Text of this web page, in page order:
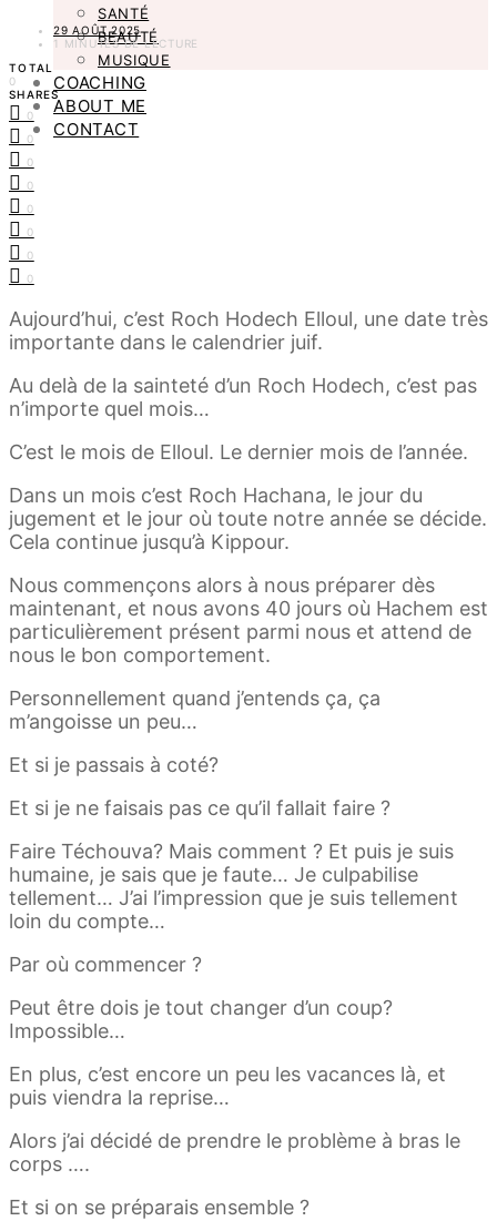
SANTÉ
BEAUTÉ
MUSIQUE
COACHING
ABOUT ME
CONTACT
29 AOÛT 2025
1 MINUTES DE LECTURE
TOTAL
0
SHARES
0
0
0
0
0
0
0
0
Aujourd’hui, c’est Roch Hodech Elloul, une date très
importante dans le calendrier juif.
Au delà de la sainteté d’un Roch Hodech, c’est pas
n’importe quel mois…
C’est le mois de Elloul. Le dernier mois de l’année.
Dans un mois c’est Roch Hachana, le jour du
jugement et le jour où toute notre année se décide.
Cela continue jusqu’à Kippour.
Nous commençons alors à nous préparer dès
maintenant, et nous avons 40 jours où Hachem est
particulièrement présent parmi nous et attend de
nous le bon comportement.
Personnellement quand j’entends ça, ça
m’angoisse un peu…
Et si je passais à coté?
Et si je ne faisais pas ce qu’il fallait faire ?
Faire Téchouva? Mais comment ? Et puis je suis
humaine, je sais que je faute… Je culpabilise
tellement… J’ai l’impression que je suis tellement
loin du compte…
Par où commencer ?
Peut être dois je tout changer d’un coup?
Impossible…
En plus, c’est encore un peu les vacances là, et
puis viendra la reprise…
Alors j’ai décidé de prendre le problème à bras le
corps ….
Et si on se préparais ensemble ?